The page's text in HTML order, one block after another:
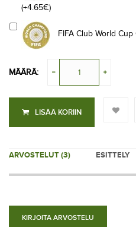
(+4.65€)
FIFA Club World
MÄÄRÄ:
LISÄÄ KORIIN
ARVOSTELUT (3) ESITTELY
KIRJOITA ARVOSTELU